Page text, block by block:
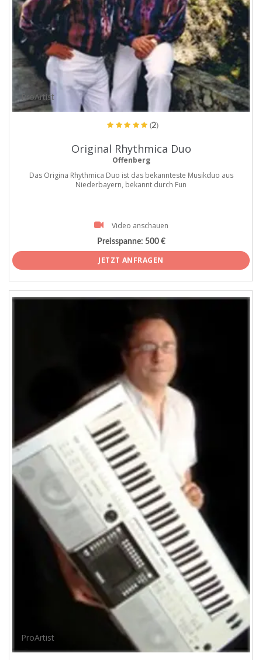
ProArtist
(2)
Original Rhythmica Duo
Offenberg
Das Origina Rhythmica Duo ist das bekannteste Musikduo aus
Niederbayern, bekannt durch Fun
Video anschauen
Preisspanne: 500 €
JETZT ANFRAGEN
ProArtist